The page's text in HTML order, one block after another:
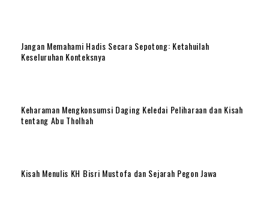
Jangan Memahami Hadis Secara Sepotong: Ketahuilah
Keseluruhan Konteksnya
Keharaman Mengkonsumsi Daging Keledai Peliharaan dan Kisah
tentang Abu Tholhah
Kisah Menulis KH Bisri Mustofa dan Sejarah Pegon Jawa